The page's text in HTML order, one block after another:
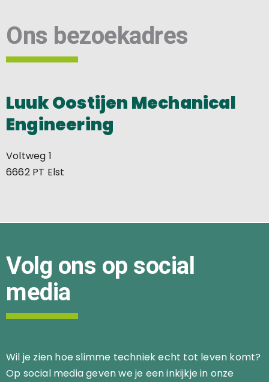
Ons bezoekadres
Luuk Oostijen Mechanical
Engineering
Voltweg 1
6662 PT Elst
Volg ons op social
media
Wil je zien hoe slimme techniek echt tot leven komt?
Op social media geven we je een inkijkje in onze